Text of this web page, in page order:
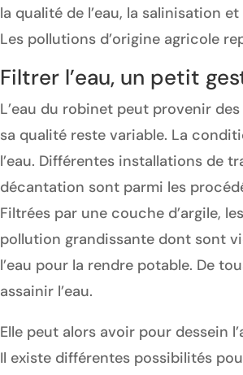
la qualité de l’eau, la salinisation
Les pollutions d’origine agricole
Filtrer l’eau, un petit
L’eau du robinet peut provenir des
sa qualité reste variable. La
l’eau. Différentes installations de
décantation sont parmi les
Filtrées par une couche d’argile,
pollution grandissante dont sont
l’eau pour la rendre potable. De
assainir l’eau.
Elle peut alors avoir pour dessein
Il existe différentes possibilités